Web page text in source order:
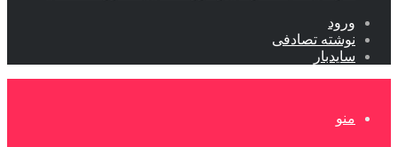
ورود
نوشته تصادفی
سایدبار
منو